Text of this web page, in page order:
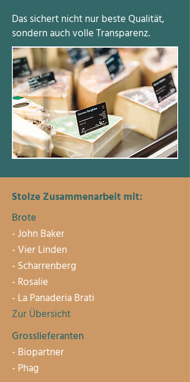
Das sichertnicht nur beste Qualität,
sondernauch volle Transparenz.
Stolze Zusammenarbeit mit:
Brote
- John Baker
- Vier Linden
- Scharrenberg
- Rosalie
- La Panaderia Brati
Zur Übersicht
Grosslieferanten
- Biopartner
- Phag